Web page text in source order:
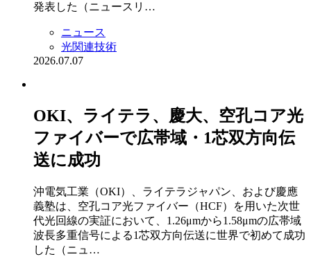
発表した（ニュースリ…
ニュース
光関連技術
2026.07.07
OKI、ライテラ、慶大、空孔コア光
ファイバーで広帯域・1芯双方向伝
送に成功
沖電気工業（OKI）、ライテラジャパン、および慶應
義塾は、空孔コア光ファイバー（HCF）を用いた次世
代光回線の実証において、1.26μmから1.58μmの広帯域
波長多重信号による1芯双方向伝送に世界で初めて成功
した（ニュ…